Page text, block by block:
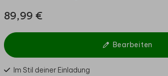
89,99 €
Bearbeiten
Im Stil deiner Einladung